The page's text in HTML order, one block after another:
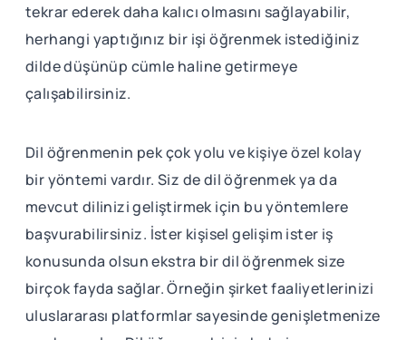
tekrar ederek daha kalıcı olmasını sağlayabilir,
herhangi yaptığınız bir işi öğrenmek istediğiniz
dilde düşünüp cümle haline getirmeye
çalışabilirsiniz.
Dil öğrenmenin pek çok yolu ve kişiye özel kolay
bir yöntemi vardır. Siz de dil öğrenmek ya da
mevcut dilinizi geliştirmek için bu yöntemlere
başvurabilirsiniz. İster kişisel gelişim ister iş
konusunda olsun ekstra bir dil öğrenmek size
birçok fayda sağlar. Örneğin şirket faaliyetlerinizi
uluslararası platformlar sayesinde genişletmenize